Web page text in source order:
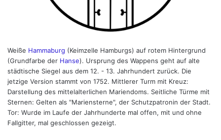
Weiße Hammaburg (Keimzelle Hamburgs) auf rotem Hintergrund
(Grundfarbe der Hanse). Ursprung des Wappens geht auf alte
städtische Siegel aus dem 12. - 13. Jahrhundert zurück. Die
jetzige Version stammt von 1752. Mittlerer Turm mit Kreuz:
Darstellung des mittelalterlichen Mariendoms. Seitliche Türme mit
Sternen: Gelten als "Mariensterne", der Schutzpatronin der Stadt.
Tor: Wurde im Laufe der Jahrhunderte mal offen, mit und ohne
Fallgitter, mal geschlossen gezeigt.